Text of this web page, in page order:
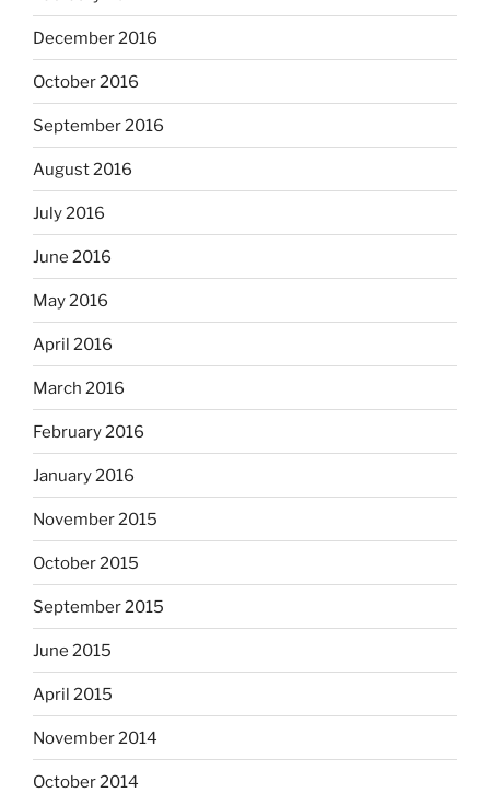
December 2016
October 2016
September 2016
August 2016
July 2016
June 2016
May 2016
April 2016
March 2016
February 2016
January 2016
November 2015
October 2015
September 2015
June 2015
April 2015
November 2014
October 2014